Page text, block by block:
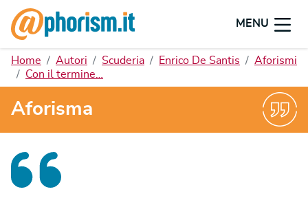
MENU
Home Autori Scuderia Enrico De Santis
Aforismi
Con il termine…
Aforisma